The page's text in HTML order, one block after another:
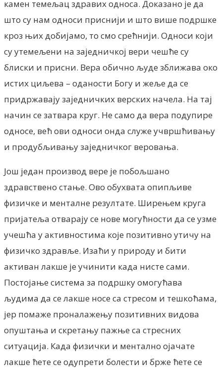
камен темељац здравих односа. Доказано је да
што су нам односи приснији и што више подршке
кроз њих добијамо, то смо срећнији. Односи који
су утемељени на заједничкој вери чешће су
блиски и присни. Вера обично људе зближава око
истих циљева – оданости Богу и жеље да се
придржавају заједничких верских начела. На тај
начин се затвара круг. Не само да вера подупире
односе, већ ови односи онда служе учвршћивању
и продубљивању заједничког веровања.
Још један производ вере је побољшано
здравствено стање. Ово обухвата опипљиве
физичке и менталне резултате. Ширењем круга
пријатеља отварају се нове могућности да се узме
учешћа у активностима које позитивно утичу на
физичко здравље. Изаћи у природу и бити
активан лакше је учинити када нисте сами.
Постојање система за подршку омогућава
људима да се лакше носе са стресом и тешкоћама,
јер помаже проналажењу позитивних видова
опуштања и скретању пажње са стресних
ситуација. Када физички и ментално ојачате
лакше ћете се одупрети болести и брже ћете се